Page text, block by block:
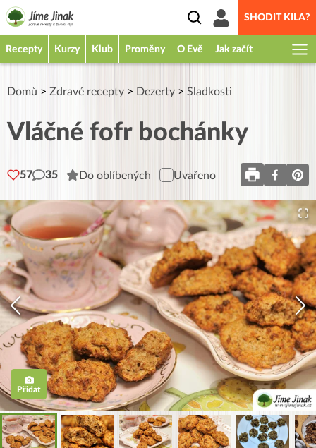
SHODIT KILA?
Recepty Kurzy Klub Proměny O Evě Jak začít
Domů > Zdravé recepty > Dezerty > Sladkosti
Vláčné fofr bochánky
57 35 Do oblíbených Uvařeno
Přidat